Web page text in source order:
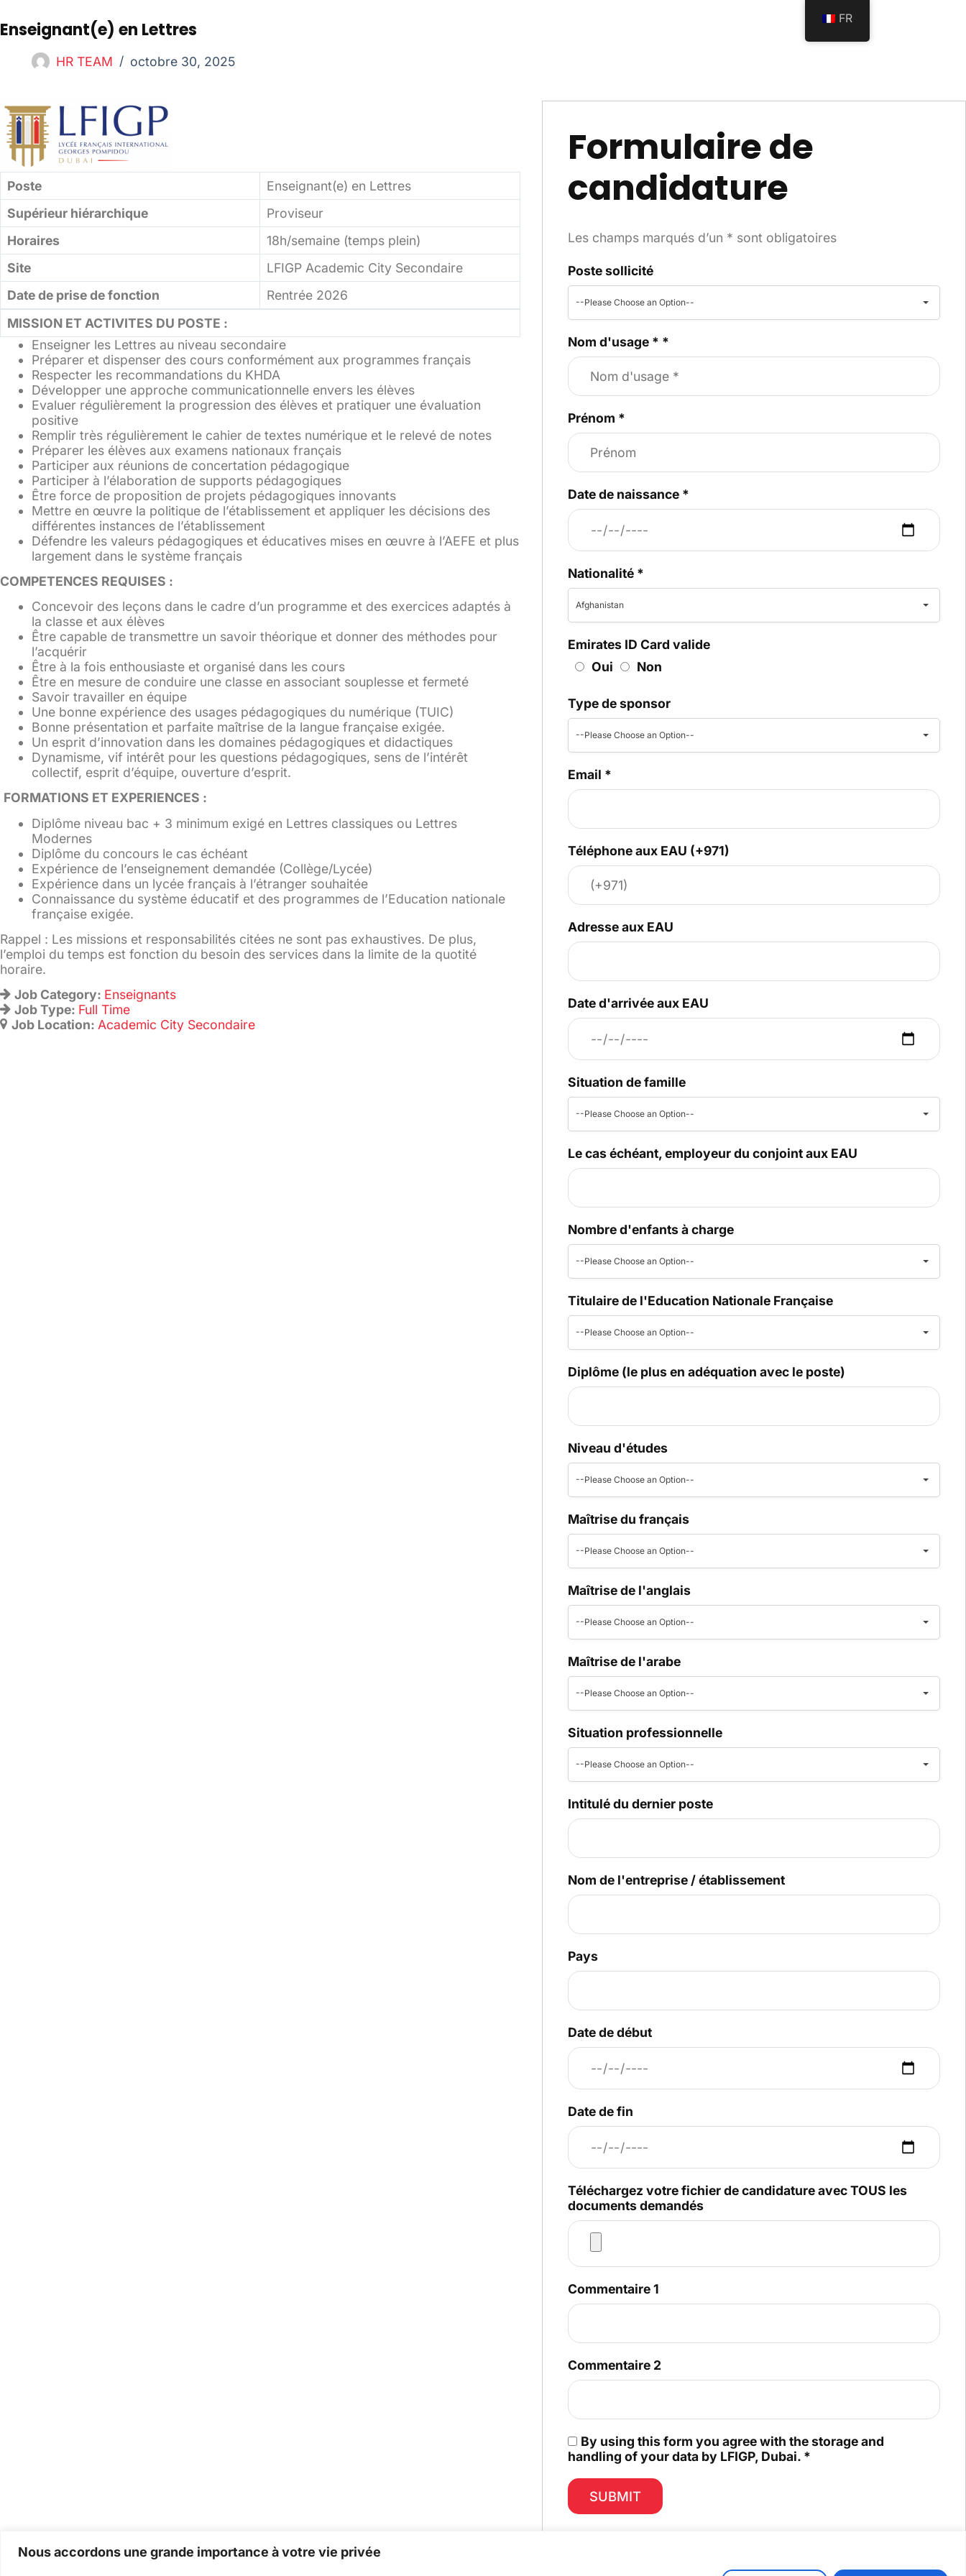
Nous accordons une grande importance à votre vie privée
Enseignant(e) en Lettres
HR TEAM octobre 30, 2025
Poste
Enseignant(e) en Lettres
Supérieur hiérarchique
Proviseur
Horaires
18h/semaine (temps plein)
Site
LFIGP Academic City Secondaire
Date de prise de fonction
Rentrée 2026
MISSION ET ACTIVITES DU POSTE :
Enseigner les Lettres au niveau secondaire
Préparer et dispenser des cours conformément aux programmes français
Respecter les recommandations du KHDA
Développer une approche communicationnelle envers les élèves
Evaluer régulièrement la progression des élèves et pratiquer une évaluation
positive
Remplir très régulièrement le cahier de textes numérique et le relevé de notes
Préparer les élèves aux examens nationaux français
Participer aux réunions de concertation pédagogique
Participer à l’élaboration de supports pédagogiques
Être force de proposition de projets pédagogiques innovants
Mettre en œuvre la politique de l’établissement et appliquer les décisions des
différentes instances de l’établissement
Défendre les valeurs pédagogiques et éducatives mises en œuvre à l’AEFE et plus
largement dans le système français
COMPETENCES REQUISES :
Concevoir des leçons dans le cadre d’un programme et des exercices adaptés à
la classe et aux élèves
Être capable de transmettre un savoir théorique et donner des méthodes pour
l’acquérir
Être à la fois enthousiaste et organisé dans les cours
Être en mesure de conduire une classe en associant souplesse et fermeté
Savoir travailler en équipe
Une bonne expérience des usages pédagogiques du numérique (TUIC)
Bonne présentation et parfaite maîtrise de la langue française exigée.
Un esprit d’innovation dans les domaines pédagogiques et didactiques
Dynamisme, vif intérêt pour les questions pédagogiques, sens de l’intérêt
collectif, esprit d’équipe, ouverture d’esprit.
FORMATIONS ET EXPERIENCES :
Diplôme niveau bac + 3 minimum exigé en Lettres classiques ou Lettres
Modernes
Diplôme du concours le cas échéant
Expérience de l’enseignement demandée (Collège/Lycée)
Expérience dans un lycée français à l’étranger souhaitée
Connaissance du système éducatif et des programmes de l’Education nationale
française exigée.
Rappel : Les missions et responsabilités citées ne sont pas exhaustives. De plus,
l’emploi du temps est fonction du besoin des services dans la limite de la quotité
horaire.
Job Category: Enseignants
Job Type: Full Time
Job Location: Academic City Secondaire
Formulaire de
candidature
Les champs marqués d’un * sont obligatoires
Poste sollicité
--Please Choose an Option--
Nom d'usage * *
Prénom *
Date de naissance *
Nationalité *
Afghanistan
Emirates ID Card valide
Oui
Non
Type de sponsor
--Please Choose an Option--
Email *
Téléphone aux EAU (+971)
Adresse aux EAU
Date d'arrivée aux EAU
Situation de famille
--Please Choose an Option--
Le cas échéant, employeur du conjoint aux EAU
Nombre d'enfants à charge
--Please Choose an Option--
Titulaire de l'Education Nationale Française
--Please Choose an Option--
Diplôme (le plus en adéquation avec le poste)
Niveau d'études
--Please Choose an Option--
Maîtrise du français
--Please Choose an Option--
Maîtrise de l'anglais
--Please Choose an Option--
Maîtrise de l'arabe
--Please Choose an Option--
Situation professionnelle
--Please Choose an Option--
Intitulé du dernier poste
Nom de l'entreprise / établissement
Pays
Date de début
Date de fin
Téléchargez votre fichier de candidature avec TOUS les
documents demandés
Commentaire 1
Commentaire 2
By using this form you agree with the storage and
handling of your data by LFIGP, Dubai. *
Back to listings
FR